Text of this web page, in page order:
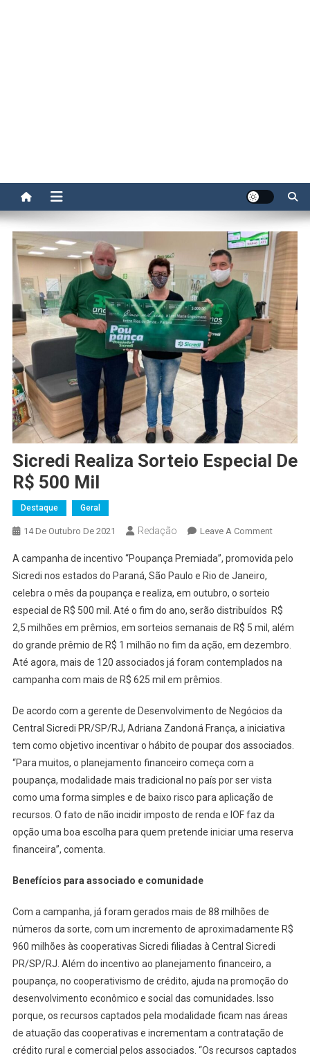
Sicredi Realiza Sorteio Especial De
R$ 500 Mil
Destaque Geral
14 De Outubro De 2021 Redação Leave A CommentOn
Realiza
De
R$
500
A campanha de incentivo “Poupança Premiada”, promovida pelo
Sicredi nos estados do Paraná, São Paulo e Rio de Janeiro,
celebra o mês da poupança e realiza, em outubro, o sorteio
especial de R$ 500 mil. Até o fim do ano, serão distribuídos R$
2,5 milhões em prêmios, em sorteios semanais de R$ 5 mil, além
do grande prêmio de R$ 1 milhão no fim da ação, em dezembro.
Até agora, mais de 120 associados já foram contemplados na
campanha com mais de R$ 625 mil em prêmios.
De acordo com a gerente de Desenvolvimento de Negócios da
Central Sicredi PR/SP/RJ, Adriana Zandoná França, a iniciativa
tem como objetivo incentivar o hábito de poupar dos associados.
“Para muitos, o planejamento financeiro começa com a
poupança, modalidade mais tradicional no país por ser vista
como uma forma simples e de baixo risco para aplicação de
recursos. O fato de não incidir imposto de renda e IOF faz da
opção uma boa escolha para quem pretende iniciar uma reserva
financeira”, comenta.
Benefícios para associado e comunidade
Com a campanha, já foram gerados mais de 88 milhões de
números da sorte, com um incremento de aproximadamente R$
960 milhões às cooperativas Sicredi filiadas à Central Sicredi
PR/SP/RJ. Além do incentivo ao planejamento financeiro, a
poupança, no cooperativismo de crédito, ajuda na promoção do
desenvolvimento econômico e social das comunidades. Isso
porque, os recursos captados pela modalidade ficam nas áreas
de atuação das cooperativas e incrementam a contratação de
crédito rural e comercial pelos associados. “Os recursos captados